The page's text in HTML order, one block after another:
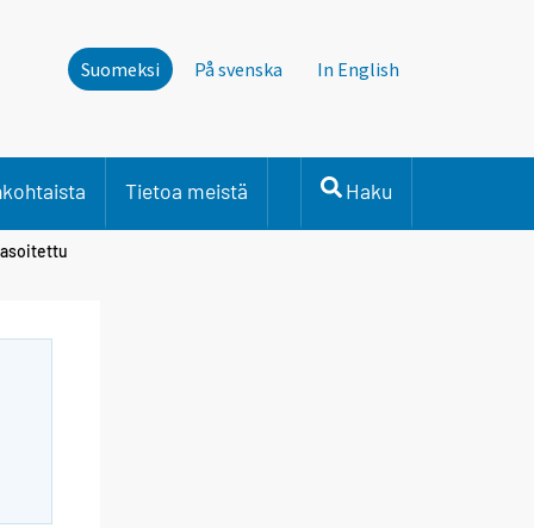
Suomeksi På svenska In English
Tietoa meistä Haku